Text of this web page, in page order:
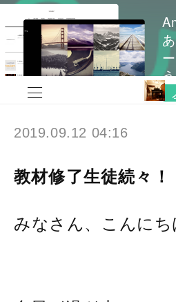
う
2019.09.12 04:16
教材修了生徒続々！
みなさん、こんにち